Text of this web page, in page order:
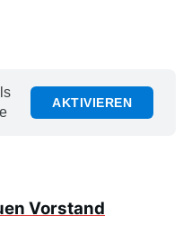
AKTIVIEREN
Vorstand